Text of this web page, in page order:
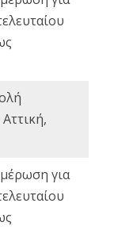
για